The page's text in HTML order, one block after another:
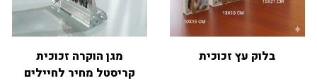
בלוק עץ זכוכית
מגן הוקרה זכוכית
קריסטל מחיר לחיילים